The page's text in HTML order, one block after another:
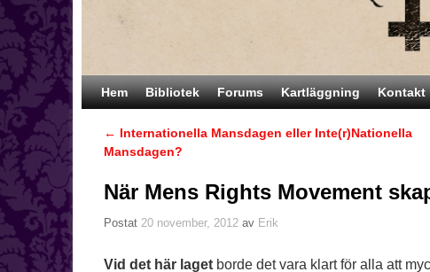
Hoppa till huvudinnehåll
Hoppa till sekundärt innehåll
Hem Bibliotek Forums Kartläggning Kontakt
Inläggsnavigering
← Internationella Mansdagen eller Inte(r)Nationella
Mansdagen?
När Mens Rights Movement
Postat 20 november, 2012 av Erik
Vid det här laget borde det vara klart för alla att